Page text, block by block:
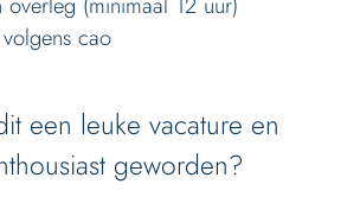
cao
een leuke vacature en
geworden?